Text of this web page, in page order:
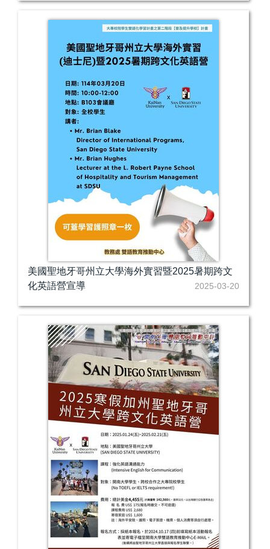
美國聖地牙哥州立大學海外實習暨2025暑期跨文
化英語營宣導
2025-03-20